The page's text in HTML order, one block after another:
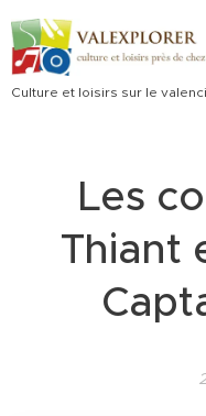
Culture et loisirs sur le
Les
Thiant